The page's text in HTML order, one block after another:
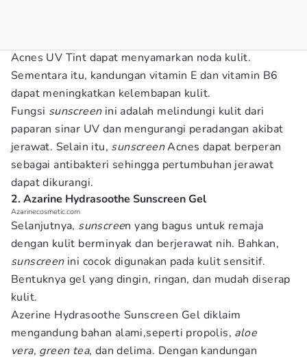
Acnes UV Tint dapat menyamarkan noda kulit.
Sementara itu, kandungan vitamin E dan vitamin B6
dapat meningkatkan kelembapan kulit.
Fungsi sunscreenini adalah melindungi kulit dari
paparan sinar UV dan mengurangi peradangan akibat
jerawat. Selain itu, sunscreenAcnes dapat berperan
sebagai antibakteri sehingga pertumbuhan jerawat
dapat dikurangi.
2. Azarine Hydrasoothe Sunscreen Gel
Azarinecosmetic.com
Selanjutnya, sunscreen yang bagus untuk remaja
dengan kulit berminyak dan berjerawat nih. Bahkan,
sunscreenini cocok digunakan pada kulit sensitif.
Bentuknya gel yang dingin, ringan, dan mudah diserap
kulit.
Azerine Hydrasoothe Sunscreen Gel diklaim
mengandung bahan alami,seperti propolis, aloe
vera, green tea, dan delima. Dengan kandungan